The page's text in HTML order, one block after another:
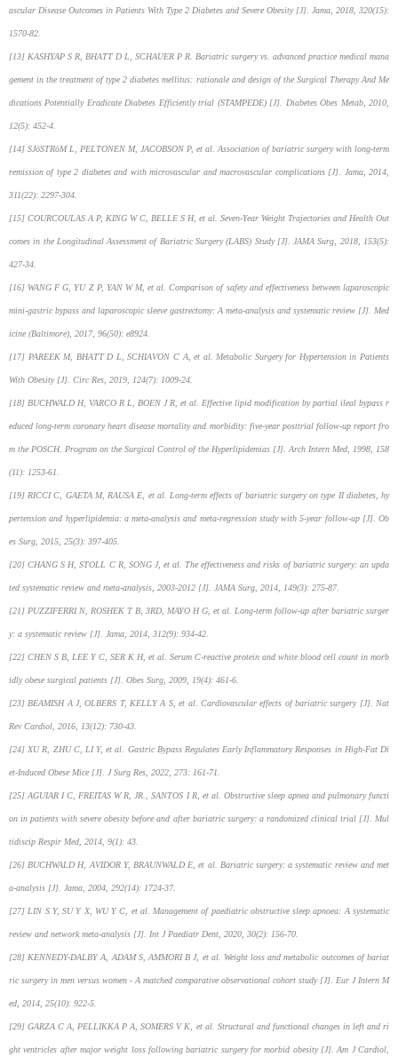
ascular Disease Outcomes in Patients With Type 2 Diabetes and Severe Obesity [J]. Jama, 2018, 320(15):
1570-82.
[13] KASHYAP S R, BHATT D L, SCHAUER P R. Bariatric surgery vs. advanced practice medical mana
gement in the treatment of type 2 diabetes mellitus: rationale and design of the Surgical Therapy And Me
dications Potentially Eradicate Diabetes Efficiently trial (STAMPEDE) [J]. Diabetes Obes Metab, 2010,
12(5): 452-4.
[14] SJöSTRöM L, PELTONEN M, JACOBSON P, et al. Association of bariatric surgery with long-term
remission of type 2 diabetes and with microvascular and macrovascular complications [J]. Jama, 2014,
311(22): 2297-304.
[15] COURCOULAS A P, KING W C, BELLE S H, et al. Seven-Year Weight Trajectories and Health Out
comes in the Longitudinal Assessment of Bariatric Surgery (LABS) Study [J]. JAMA Surg, 2018, 153(5):
427-34.
[16] WANG F G, YU Z P, YAN W M, et al. Comparison of safety and effectiveness between laparoscopic
mini-gastric bypass and laparoscopic sleeve gastrectomy: A meta-analysis and systematic review [J]. Med
icine (Baltimore), 2017, 96(50): e8924.
[17] PAREEK M, BHATT D L, SCHIAVON C A, et al. Metabolic Surgery for Hypertension in Patients
With Obesity [J]. Circ Res, 2019, 124(7): 1009-24.
[18] BUCHWALD H, VARCO R L, BOEN J R, et al. Effective lipid modification by partial ileal bypass r
educed long-term coronary heart disease mortality and morbidity: five-year posttrial follow-up report fro
m the POSCH. Program on the Surgical Control of the Hyperlipidemias [J]. Arch Intern Med, 1998, 158
(11): 1253-61.
[19] RICCI C, GAETA M, RAUSA E, et al. Long-term effects of bariatric surgery on type II diabetes, hy
pertension and hyperlipidemia: a meta-analysis and meta-regression study with 5-year follow-up [J]. Ob
es Surg, 2015, 25(3): 397-405.
[20] CHANG S H, STOLL C R, SONG J, et al. The effectiveness and risks of bariatric surgery: an upda
ted systematic review and meta-analysis, 2003-2012 [J]. JAMA Surg, 2014, 149(3): 275-87.
[21] PUZZIFERRI N, ROSHEK T B, 3RD, MAYO H G, et al. Long-term follow-up after bariatric surger
y: a systematic review [J]. Jama, 2014, 312(9): 934-42.
[22] CHEN S B, LEE Y C, SER K H, et al. Serum C-reactive protein and white blood cell count in morb
idly obese surgical patients [J]. Obes Surg, 2009, 19(4): 461-6.
[23] BEAMISH A J, OLBERS T, KELLY A S, et al. Cardiovascular effects of bariatric surgery [J]. Nat
Rev Cardiol, 2016, 13(12): 730-43.
[24] XU R, ZHU C, LI Y, et al. Gastric Bypass Regulates Early Inflammatory Responses in High-Fat Di
et-Induced Obese Mice [J]. J Surg Res, 2022, 273: 161-71.
[25] AGUIAR I C, FREITAS W R, JR., SANTOS I R, et al. Obstructive sleep apnea and pulmonary functi
on in patients with severe obesity before and after bariatric surgery: a randomized clinical trial [J]. Mul
tidiscip Respir Med, 2014, 9(1): 43.
[26] BUCHWALD H, AVIDOR Y, BRAUNWALD E, et al. Bariatric surgery: a systematic review and met
a-analysis [J]. Jama, 2004, 292(14): 1724-37.
[27] LIN S Y, SU Y X, WU Y C, et al. Management of paediatric obstructive sleep apnoea: A systematic
review and network meta-analysis [J]. Int J Paediatr Dent, 2020, 30(2): 156-70.
[28] KENNEDY-DALBY A, ADAM S, AMMORI B J, et al. Weight loss and metabolic outcomes of bariat
ric surgery in men versus women - A matched comparative observational cohort study [J]. Eur J Intern M
ed, 2014, 25(10): 922-5.
[29] GARZA C A, PELLIKKA P A, SOMERS V K, et al. Structural and functional changes in left and ri
ght ventricles after major weight loss following bariatric surgery for morbid obesity [J]. Am J Cardiol,